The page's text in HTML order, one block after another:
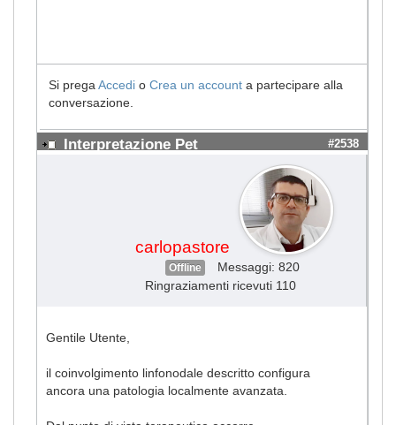
Si prega Accedi o Crea un account a partecipare alla
conversazione.
Interpretazione Pet #2538
carlopastore
Offline
Messaggi: 820
Ringraziamenti ricevuti 110
Gentile Utente,
il coinvolgimento linfonodale descritto configura
ancora una patologia localmente avanzata.